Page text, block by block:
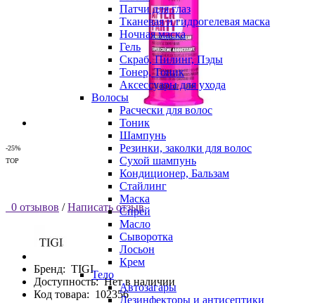
Патчи для глаз
Тканевая и гидрогелевая маска
Ночная маска
Гель
Скраб, Пилинг, Пэды
Тонер, Тоник
Аксессуары для ухода
Волосы
Расчески для волос
Тоник
Шампунь
Резинки, заколки для волос
Сухой шампунь
Кондиционер, Бальзам
Стайлинг
Маска
Спрей
Масло
Сыворотка
Лосьон
Крем
Тело
Автозагары
Дезинфекторы и антисептики
-25%
TOP
0 отзывов / Написать отзыв
Бренд: TIGI
Доступность:Нет в наличии
Код товара: 102356